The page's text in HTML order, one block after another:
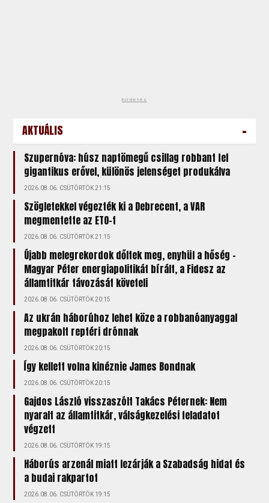
hirdetés
AKTUÁLIS -
Szupernóva: húsz naptömegű csillag robbant fel
gigantikus erővel, különös jelenséget produkálva
2026.08.06. CSÜTÖRTÖK 21:15
Szögletekkel végezték ki a Debrecent, a VAR
megmentette az ETO-t
2026.08.06. CSÜTÖRTÖK 21:15
Újabb melegrekordok dőltek meg, enyhül a hőség –
Magyar Péter energiapolitikát bírált, a Fidesz az
államtitkár távozását követeli
2026.08.06. CSÜTÖRTÖK 20:15
Az ukrán háborúhoz lehet köze a robbanóanyaggal
megpakolt reptéri drónnak
2026.08.06. CSÜTÖRTÖK 20:15
Így kellett volna kinéznie James Bondnak
2026.08.06. CSÜTÖRTÖK 20:15
Gajdos László visszaszólt Takács Péternek: Nem
nyaralt az államtitkár, válságkezelési feladatot
végzett
2026.08.06. CSÜTÖRTÖK 19:15
Háborús arzenál miatt lezárják a Szabadság hidat és
a budai rakpartot
2026.08.06. CSÜTÖRTÖK 19:15